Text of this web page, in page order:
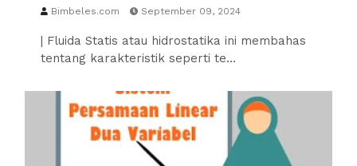
Bimbeles.com September 09, 2024
| Fluida Statis atau hidrostatika ini membahas
tentang karakteristik seperti te…